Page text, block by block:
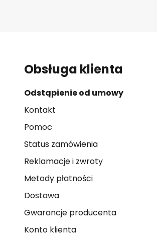
Obsługa klienta
Odstąpienie od umowy
Kontakt
Pomoc
Status zamówienia
Reklamacje i zwroty
Metody płatności
Dostawa
Gwarancje producenta
Konto klienta